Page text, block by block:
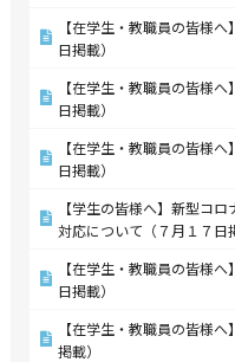
【在学生・教職員の皆様
日掲載）
【在学生・教職員の皆様
日掲載）
【在学生・教職員の皆様
日掲載）
【学生の皆様へ】新型コ
対応について（７月１７日
【在学生・教職員の皆様
日掲載）
【在学生・教職員の皆様
掲載）